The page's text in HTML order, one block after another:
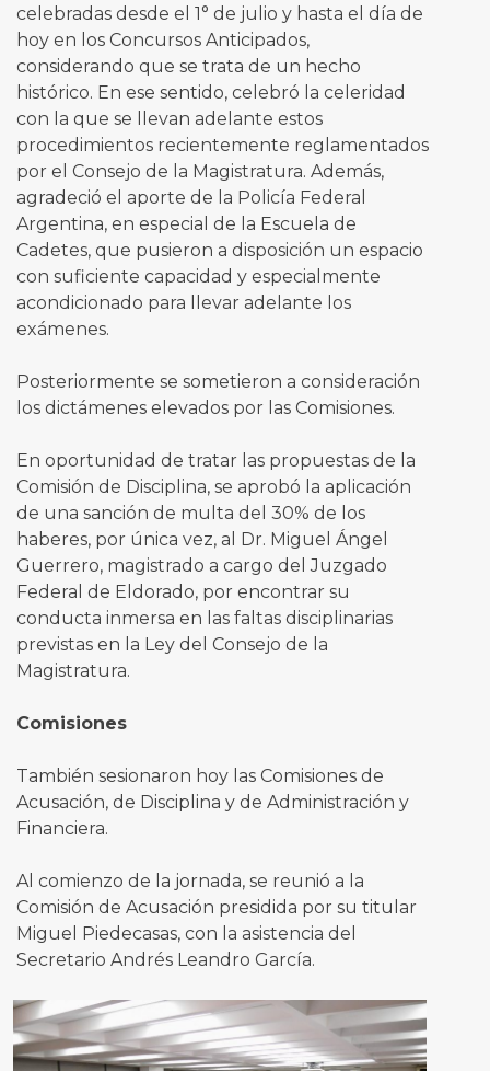
celebradas desde el 1° de julio y hasta el día de
hoy en los Concursos Anticipados,
considerando que se trata de un hecho
histórico. En ese sentido, celebró la celeridad
con la que se llevan adelante estos
procedimientos recientemente reglamentados
por el Consejo de la Magistratura. Además,
agradeció el aporte de la Policía Federal
Argentina, en especial de la Escuela de
Cadetes, que pusieron a disposición un espacio
con suficiente capacidad y especialmente
acondicionado para llevar adelante los
exámenes.
Posteriormente se sometieron a consideración
los dictámenes elevados por las Comisiones.
En oportunidad de tratar las propuestas de la
Comisión de Disciplina, se aprobó la aplicación
de una sanción de multa del 30% de los
haberes, por única vez, al Dr. Miguel Ángel
Guerrero, magistrado a cargo del Juzgado
Federal de Eldorado, por encontrar su
conducta inmersa en las faltas disciplinarias
previstas en la Ley del Consejo de la
Magistratura.
Comisiones
También sesionaron hoy las Comisiones de
Acusación, de Disciplina y de Administración y
Financiera.
Al comienzo de la jornada, se reunió a la
Comisión de Acusación presidida por su titular
Miguel Piedecasas, con la asistencia del
Secretario Andrés Leandro García.